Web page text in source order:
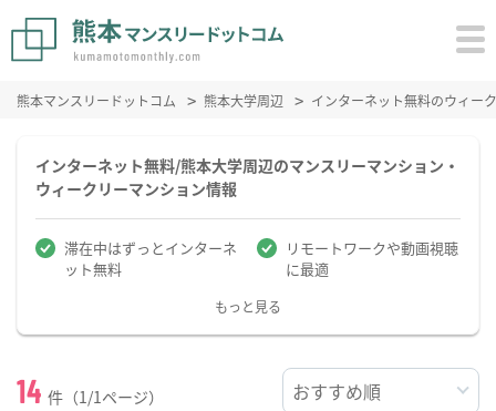
熊本マンスリードットコム 熊本大学周辺 インターネット無料のウィー
インターネット無料/熊本大学周辺のマンスリーマンション・
ウィークリーマンション情報
滞在中はずっとインターネ
ット無料
リモートワークや動画視聴
に最適
もっと見る
14 件（1/1ページ）